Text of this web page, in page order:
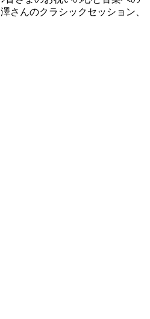
さんのクラシックセッション、